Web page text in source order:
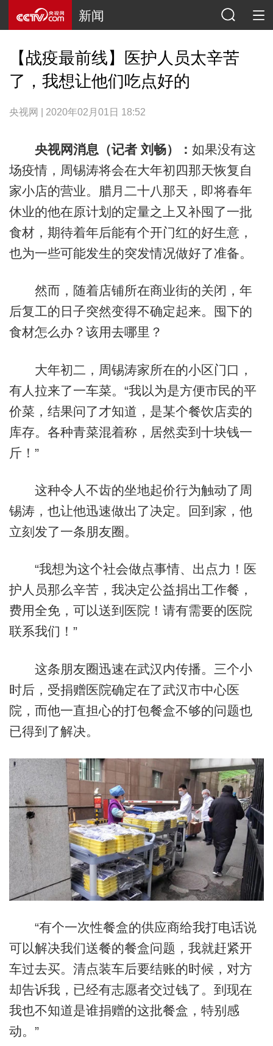
新闻
【战疫最前线】医护人员太辛苦
了，我想让他们吃点好的
央视网 | 2020年02月01日 18:52
央视网消息（记者 刘畅）： 如果没有这
场疫情，周锡涛将会在大年初四那天恢复自
家小店的营业。腊月二十八那天，即将春年
休业的他在原计划的定量之上又补囤了一批
食材，期待着年后能有个开门红的好生意，
也为一些可能发生的突发情况做好了准备。
然而，随着店铺所在商业街的关闭，年
后复工的日子突然变得不确定起来。囤下的
食材怎么办？该用去哪里？
大年初二，周锡涛家所在的小区门口，
有人拉来了一车菜。“我以为是方便市民的平
价菜，结果问了才知道，是某个餐饮店卖的
库存。各种青菜混着称，居然卖到十块钱一
斤！”
这种令人不齿的坐地起价行为触动了周
锡涛，也让他迅速做出了决定。回到家，他
立刻发了一条朋友圈。
“我想为这个社会做点事情、出点力！医
护人员那么辛苦，我决定公益捐出工作餐，
费用全免，可以送到医院！请有需要的医院
联系我们！”
这条朋友圈迅速在武汉内传播。三个小
时后，受捐赠医院确定在了武汉市中心医
院，而他一直担心的打包餐盒不够的问题也
已得到了解决。
“有个一次性餐盒的供应商给我打电话说
可以解决我们送餐的餐盒问题，我就赶紧开
车过去买。清点装车后要结账的时候，对方
却告诉我，已经有志愿者交过钱了。到现在
我也不知道是谁捐赠的这批餐盒，特别感
动。”